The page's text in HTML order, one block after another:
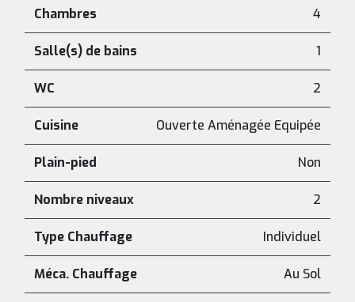
Chambres 4
Salle(s) de bains 1
WC 2
Cuisine Ouverte Aménagée Equipée
Plain-pied Non
Nombre niveaux 2
Type Chauffage Individuel
Méca. Chauffage Au Sol